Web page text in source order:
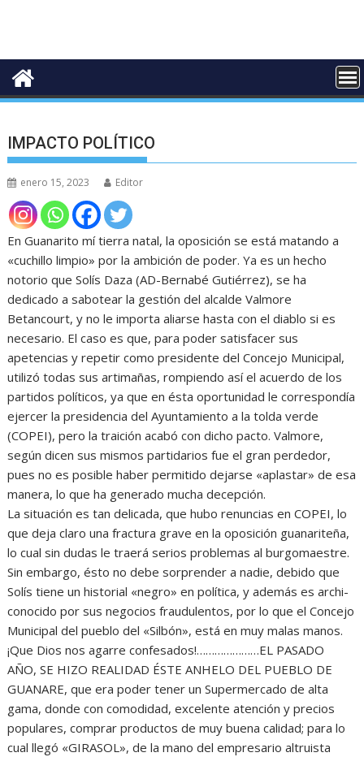
IMPACTO POLÍTICO
enero 15, 2023 Editor
En Guanarito mí tierra natal, la oposición se está matando a
«cuchillo limpio» por la ambición de poder. Ya es un hecho
notorio que Solís Daza (AD-Bernabé Gutiérrez), se ha
dedicado a sabotear la gestión del alcalde Valmore
Betancourt, y no le importa aliarse hasta con el diablo si es
necesario. El caso es que, para poder satisfacer sus
apetencias y repetir como presidente del Concejo Municipal,
utilizó todas sus artimañas, rompiendo así el acuerdo de los
partidos políticos, ya que en ésta oportunidad le correspondía
ejercer la presidencia del Ayuntamiento a la tolda verde
(COPEI), pero la traición acabó con dicho pacto. Valmore,
según dicen sus mismos partidarios fue el gran perdedor,
pues no es posible haber permitido dejarse «aplastar» de esa
manera, lo que ha generado mucha decepción.
La situación es tan delicada, que hubo renuncias en COPEI, lo
que deja claro una fractura grave en la oposición guanariteña,
lo cual sin dudas le traerá serios problemas al burgomaestre.
Sin embargo, ésto no debe sorprender a nadie, debido que
Solís tiene un historial «negro» en política, y además es archi-
conocido por sus negocios fraudulentos, por lo que el Concejo
Municipal del pueblo del «Silbón», está en muy malas manos.
¡Que Dios nos agarre confesados!…………………EL PASADO
AÑO, SE HIZO REALIDAD ÉSTE ANHELO DEL PUEBLO DE
GUANARE, que era poder tener un Supermercado de alta
gama, donde con comodidad, excelente atención y precios
populares, comprar productos de muy buena calidad; para lo
cual llegó «GIRASOL», de la mano del empresario altruista